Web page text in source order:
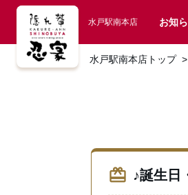
お知
水戸駅南本店
水戸駅南本店トップ
redeem ♪誕生